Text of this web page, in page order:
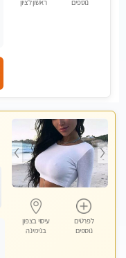
נוספים
ראשון לציון
לפרטים
נוספים
עיסוי בצפון
בנימינה